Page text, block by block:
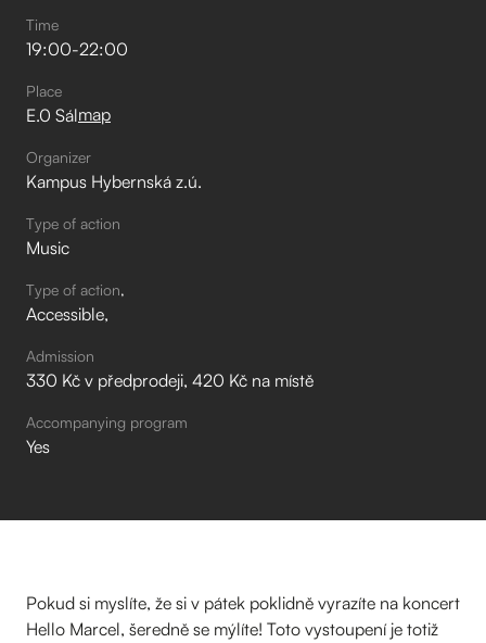
Time
19:00-22:00
Place
E.0 Sálmap
Organizer
Kampus Hybernská z.ú.
Type of action
Music
Type of action
Accessible
Admission
330 Kč v předprodeji, 420 Kč na místě
Accompanying program
Yes
Pokud si myslíte, že si v pátek poklidně vyrazíte na koncert
Hello Marcel, šeredně se mýlíte! Toto vystoupení je totiž